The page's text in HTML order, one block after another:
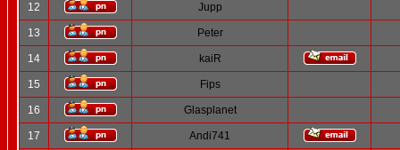
12 Jupp
13 Peter
14 kaiR
15 Fips
16 Glasplanet
17 Andi741